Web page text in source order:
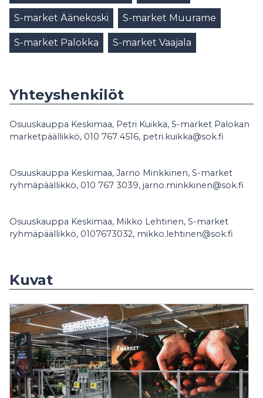
S-market Äänekoski S-market Muurame
S-market Palokka S-market Vaajala
Yhteyshenkilöt
Osuuskauppa Keskimaa, Petri Kuikka, S-market Palokan
marketpäällikkö, 010 767 4516, petri.kuikka@sok.fi
Osuuskauppa Keskimaa, Jarno Minkkinen, S-market
ryhmäpäällikkö, 010 767 3039, jarno.minkkinen@sok.fi
Osuuskauppa Keskimaa, Mikko Lehtinen, S-market
ryhmäpäällikkö, 0107673032, mikko.lehtinen@sok.fi
Kuvat